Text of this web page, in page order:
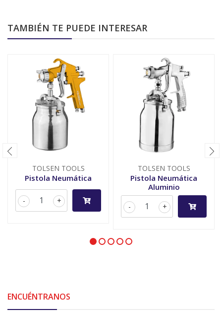
TAMBIÉN TE PUEDE INTERESAR
TOLSEN TOOLS
Pistola Neumática
+
-
TOLSEN TOOLS
Pistola Neumática
Aluminio
+
-
ENCUÉNTRANOS